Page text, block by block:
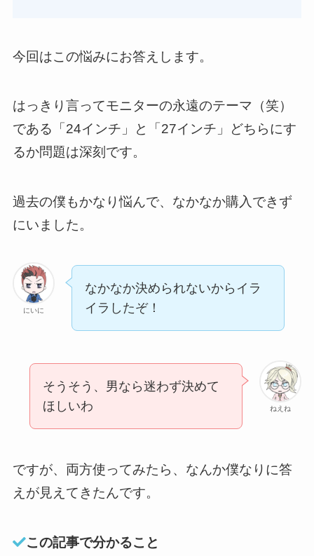
今回はこの悩みにお答えします。
はっきり言ってモニターの永遠のテーマ（笑）
である「24インチ」と「27インチ」どちらにす
るか問題は深刻です。
過去の僕もかなり悩んで、なかなか購入できず
にいました。
にいに
なかなか決められないからイラ
イラしたぞ！
ねえね
そうそう、男なら迷わず決めて
ほしいわ
ですが、両方使ってみたら、なんか僕なりに答
えが見えてきたんです。
この記事で分かること